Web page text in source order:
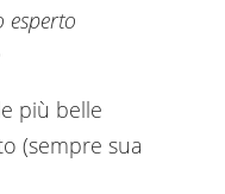
esperto
più belle
(sempre sua